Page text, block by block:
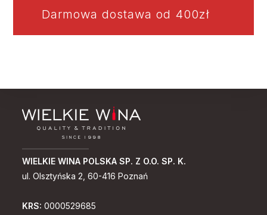
Darmowa dostawa od 400zł
WIELKIE WINA POLSKA SP. Z O.O. SP. K.
ul. Olsztyńska 2, 60-416 Poznań
KRS: 0000529685